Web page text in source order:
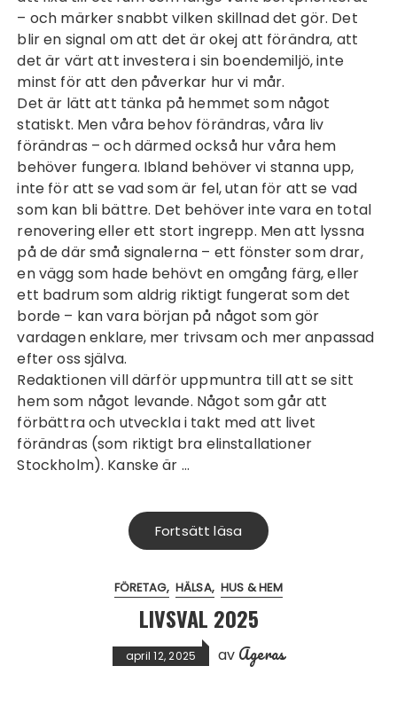
– och märker snabbt vilken skillnad det gör. Det
blir en signal om att det är okej att förändra, att
det är värt att investera i sin boendemiljö, inte
minst för att den påverkar hur vi mår.
Det är lätt att tänka på hemmet som något
statiskt. Men våra behov förändras, våra liv
förändras – och därmed också hur våra hem
behöver fungera. Ibland behöver vi stanna upp,
inte för att se vad som är fel, utan för att se vad
som kan bli bättre. Det behöver inte vara en total
renovering eller ett stort ingrepp. Men att lyssna
på de där små signalerna – ett fönster som drar,
en vägg som hade behövt en omgång färg, eller
ett badrum som aldrig riktigt fungerat som det
borde – kan vara början på något som gör
vardagen enklare, mer trivsam och mer anpassad
efter oss själva.
Redaktionen vill därför uppmuntra till att se sitt
hem som något levande. Något som går att
förbättra och utveckla i takt med att livet
förändras (som riktigt bra elinstallationer
Stockholm). Kanske är …
Fortsätt läsa
FÖRETAG HÄLSA HUS & HEM
LIVSVAL 2025
april 12, 2025 av Ageras